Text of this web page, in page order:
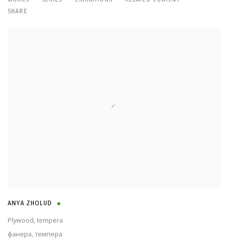
SHARE
ANYA ZHOLUD
Plywood, tempera
фанера, темпера